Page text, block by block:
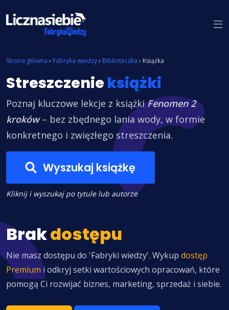
Strona główna › Fabryka wiedzy› Biblioteczka › Książka
Streszczenie książki
Poznaj kluczowe lekcje z książkiFenomen 2
kroków– bez zbędnego lania wody, w formie
konkretnego i zwięzłego streszczenia.
Wyszukaj książkę
Kliknij i wyszukaj po tytule lub autorze
Brakdostępu
Nie masz dostępu do 'Fabryki wiedzy'. Wykup dostęp
Premium i odkryj setki wartościowych opracowań, które
pomogą Ci rozwijać biznes, marketing, sprzedaż i siebie.
Znajdź książkę